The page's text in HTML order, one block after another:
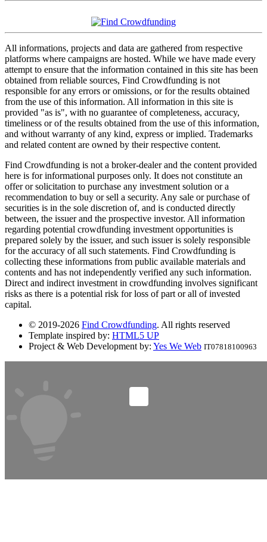
All informations, projects and data are gathered from respective
platforms where campaigns are hosted. While we have made every
attempt to ensure that the information contained in this site has been
obtained from reliable sources, Find Crowdfunding is not
responsible for any errors or omissions, or for the results obtained
from the use of this information. All information in this site is
provided "as is", with no guarantee of completeness, accuracy,
timeliness or of the results obtained from the use of this information,
and without warranty of any kind, express or implied. Trademarks
and related content are owned by their respective content.
Find Crowdfunding is not a broker-dealer and the content provided
here is for informational purposes only. It does not constitute an
offer or solicitation to purchase any investment solution or a
recommendation to buy or sell a security. Any sale or purchase of
securities is in the sole discretion of, and is conducted directly
between, the issuer and the prospective investor. All information
regarding potential crowdfunding investment opportunities is
prepared solely by the issuer, and such issuer is solely responsible
for the accuracy of all such statements. Find Crowdfunding is
collecting these informations from public available materials and
contents and has not independently verified any such information.
Direct and indirect investment in crowdfunding involves significant
risks as there is a potential risk for loss of part or all of invested
capital.
© 2019-2026 Find Crowdfunding. All rights reserved
Template inspired by: HTML5 UP
Project & Web Development by: Yes We Web IT07818100963